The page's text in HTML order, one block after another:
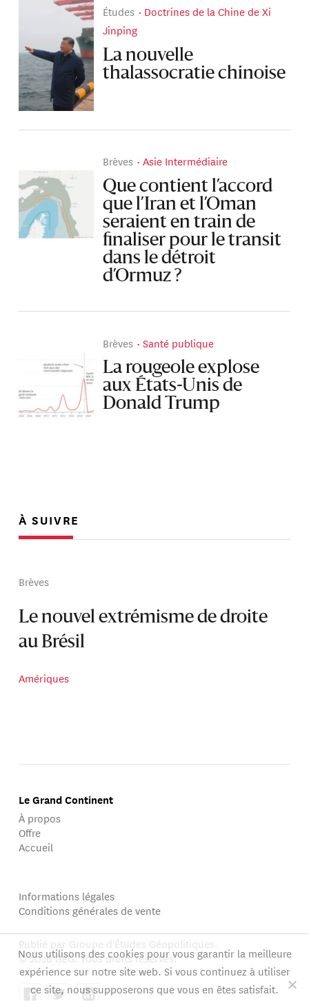
Études
Doctrines de la Chine de Xi
Jinping
La nouvelle
thalassocratie chinoise
Brèves Asie Intermédiaire
Que contient l’accord
que l’Iran et l’Oman
seraient en train de
finaliser pour le transit
dans le détroit
d’Ormuz ?
Brèves Santé publique
La rougeole explose
aux États-Unis de
Donald Trump
À SUIVRE
Brèves
Le nouvel extrémisme de droite
au Brésil
Amériques
Le Grand Continent
À propos
Offre
Accueil
Informations légales
Conditions générales de vente
Publié par Groupe d'Études Géopolitiques.
© 2026 GEG. Tous droits réservés.
Nous utilisons des cookies pour vous garantir la meilleure
expérience sur notre site web. Si vous continuez à utiliser
ce site, nous supposerons que vous en êtes satisfait.